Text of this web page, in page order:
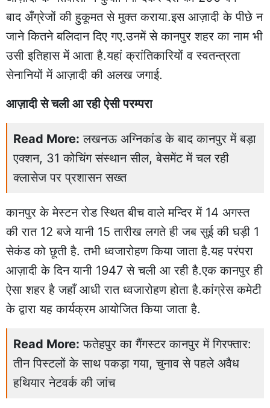
बाद अँग्रेजों की हुकूमत से मुक्त कराया.इस आज़ादी के पीछे न
जाने कितने बलिदान दिए गए.उनमें से कानपुर शहर का नाम भी
उसी इतिहास में आता है.यहां क्रांतिकारियों व स्वतन्त्रता
सेनानियों में आज़ादी की अलख जगाई.
आज़ादी से चली आ रही ऐसी परम्परा
Read More: लखनऊ अग्निकांड के बाद कानपुर में बड़ा
एक्शन, 31 कोचिंग संस्थान सील, बेसमेंट में चल रही
क्लासेज पर प्रशासन सख्त
कानपुर के मेस्टन रोड स्थित बीच वाले मन्दिर में 14 अगस्त
की रात 12 बजे यानी 15 तारीख लगते ही जब सुई की घड़ी 1
सेकंड को छूती है. तभी ध्वजारोहण किया जाता है.यह परंपरा
आज़ादी के दिन यानी 1947 से चली आ रही है.एक कानपुर ही
ऐसा शहर है जहाँ आधी रात ध्वजारोहण होता है.कांग्रेस कमेटी
के द्वारा यह कार्यक्रम आयोजित किया जाता है.
Read More: फतेहपुर का गैंगस्टर कानपुर में गिरफ्तार:
तीन पिस्टलों के साथ पकड़ा गया, चुनाव से पहले अवैध
हथियार नेटवर्क की जांच